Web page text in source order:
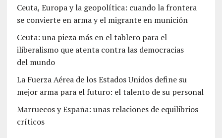
Ceuta, Europa y la geopolítica: cuando la frontera
se convierte en arma y el migrante en munición
Ceuta: una pieza más en el tablero para el
iliberalismo que atenta contra las democracias
del mundo
La Fuerza Aérea de los Estados Unidos define su
mejor arma para el futuro: el talento de su personal
Marruecos y España: unas relaciones de equilibrios
críticos